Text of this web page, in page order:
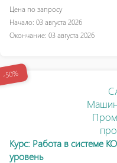
Цена по запросу
Начало: 03 августа 2026
Окончание: 03 августа 2026
-50%
Курс: Работа в системе
уровень